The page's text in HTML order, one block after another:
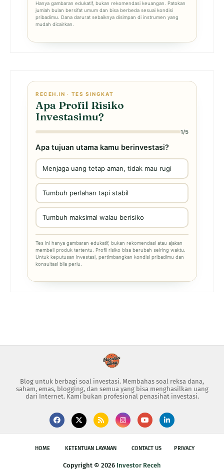
Hanya gambaran edukatif, bukan rekomendasi keuangan. Patokan
jumlah bulan bersifat umum dan bisa berbeda sesuai kondisi
pribadimu. Dana darurat sebaiknya disimpan di instrumen yang
mudah dicairkan.
RECEH.IN · TES SINGKAT
Apa Profil Risiko
Investasimu?
1/5
Apa tujuan utama kamu berinvestasi?
Menjaga uang tetap aman, tidak mau rugi
Tumbuh perlahan tapi stabil
Tumbuh maksimal walau berisiko
Tes ini hanya gambaran edukatif, bukan rekomendasi atau ajakan
membeli produk tertentu. Profil risiko bisa berubah seiring waktu.
Untuk keputusan investasi, pertimbangkan kondisi pribadimu dan
konsultasi bila perlu.
Blog untuk berbagi soal investasi. Membahas soal reksa dana,
saham, emas, blogging, dan semua yang bisa menghasilkan uang
dari Internet. Kami bukan profesional penasihat investasi.
HOME KETENTUAN LAYANAN CONTACT US PRIVACY
Copyright © 2026 Investor Receh